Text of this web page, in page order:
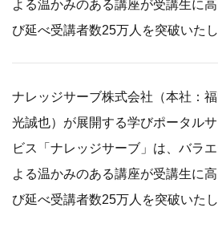
よる温かみのある講座が受講生に
び延べ受講者数25万人を突破いたし
ナレッジサーブ株式会社（本社：
光誠也）が展開する学びポータル
ビス「ナレッジサーブ」は、バラ
よる温かみのある講座が受講生に
び延べ受講者数25万人を突破いたし